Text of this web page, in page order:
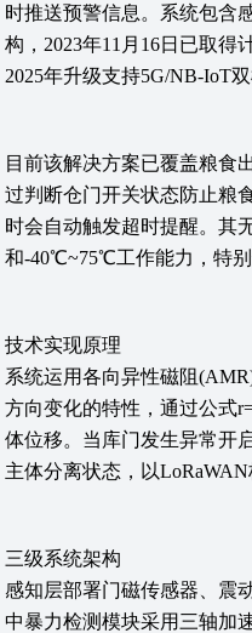
时推送预警信息。系统包含
构，2023年11月16日已取得
2025年升级支持5G/NB-IoT双
目前该解决方案已覆盖粮食
过判断仓门开关状态防止粮
时会自动触发超时提醒。其
和-40℃~75℃工作能力，特别
技术实现原理
系统运用各向异性磁阻
方向变化的特性，通过公式
体位移。当库门发生异常开
主体分离状态，以
三级系统架构
感知层部署门磁传感器、震
中暴力检测模块采用三轴加